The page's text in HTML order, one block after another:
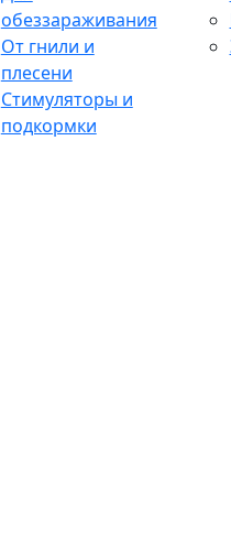
обеззараживания
От гнили и
плесени
Стимуляторы и
подкормки